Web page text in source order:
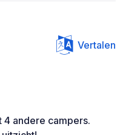
Vertalen
4 andere campers.